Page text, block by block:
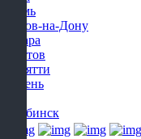
Пермь
Ростов-на-Дону
Самара
Саратов
Тольятти
Тюмень
Челябинск